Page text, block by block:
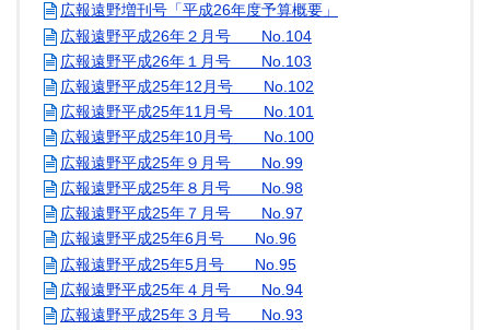
広報遠野増刊号「平成26年度予算概要」
広報遠野平成26年２月号 No.104
広報遠野平成26年１月号 No.103
広報遠野平成25年12月号 No.102
広報遠野平成25年11月号 No.101
広報遠野平成25年10月号 No.100
広報遠野平成25年９月号 No.99
広報遠野平成25年８月号 No.98
広報遠野平成25年７月号 No.97
広報遠野平成25年6月号 No.96
広報遠野平成25年5月号 No.95
広報遠野平成25年４月号 No.94
広報遠野平成25年３月号 No.93